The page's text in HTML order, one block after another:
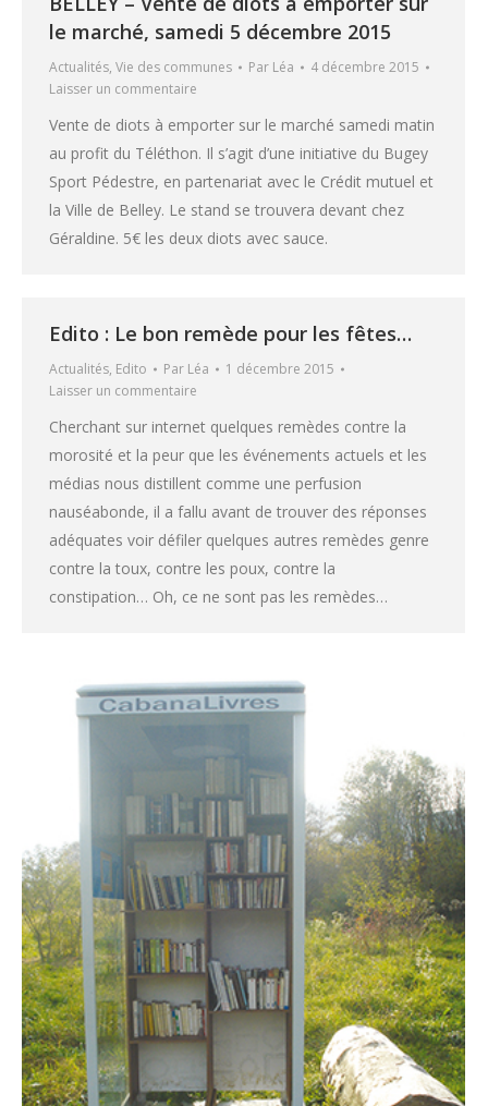
le marché, samedi 5 décembre 2015
Actualités, Vie des communes Par Léa
4 décembre 2015
Laisser un commentaire
Vente de diots à emporter sur le marché samedi matin
au profit du Téléthon. Il s’agit d’une initiative du Bugey
Sport Pédestre, en partenariat avec le Crédit mutuel et
la Ville de Belley. Le stand se trouvera devant chez
Géraldine. 5€ les deux diots avec sauce.
Edito : Le bon remède pour les fêtes…
Actualités, Edito Par Léa
1 décembre 2015
Laisser un commentaire
Cherchant sur internet quelques remèdes contre la
morosité et la peur que les événements actuels et les
médias nous distillent comme une perfusion
nauséabonde, il a fallu avant de trouver des réponses
adéquates voir défiler quelques autres remèdes genre
contre la toux, contre les poux, contre la
constipation… Oh, ce ne sont pas les remèdes…